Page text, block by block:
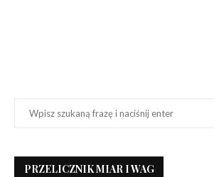
PRZELICZNIK MIAR I WAG